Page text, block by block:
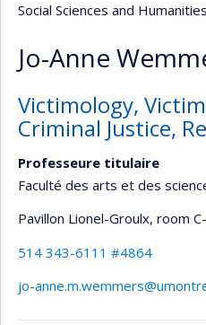
Social Sciences and Humanities
Jo-Anne
Victimology,
Criminal Justice,
Professeure titulaire
Faculté des arts et des
Pavillon Lionel-Groulx, room
514 343-6111 #4864
jo-